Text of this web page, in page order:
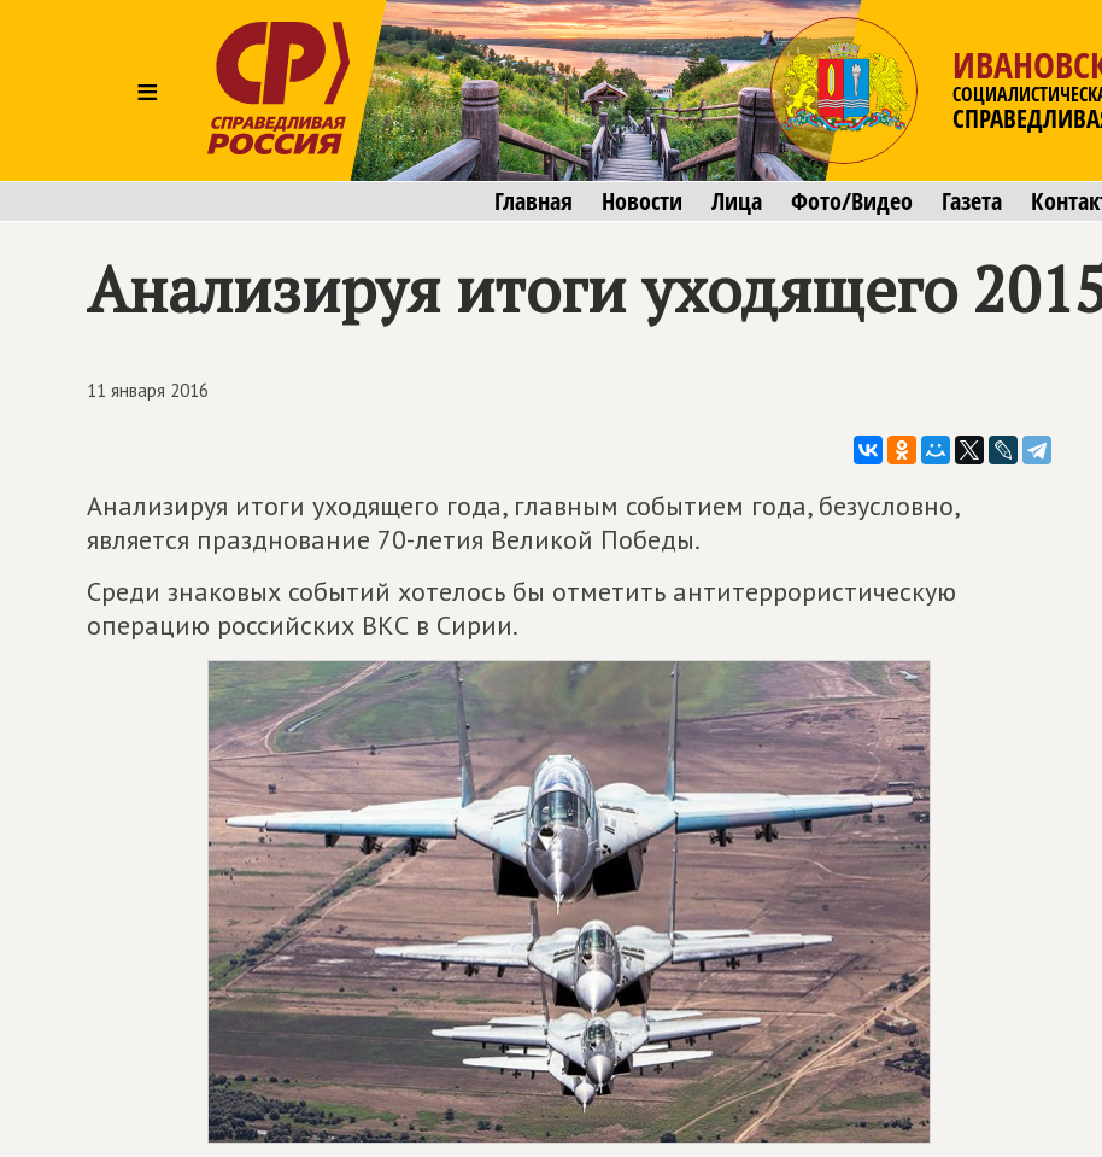
≡
Главная Новости Лица Фото/Видео Газета
Анализируя итоги уходящего
11 января 2016
Анализируя итоги уходящего года, главным событием года, безусловно,
является празднование 70-летия Великой Победы.
Среди знаковых событий хотелось бы отметить антитеррористическую
операцию российских ВКС в Сирии.